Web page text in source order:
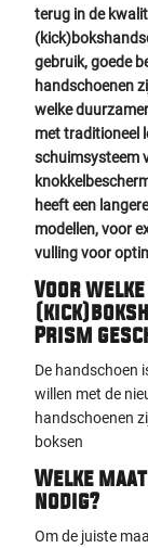
terug in de
gebruik, goede
handschoenen
welke
met traditioneel
schuimsysteem
heeft een
modellen, voor
vulling voor
Voor
Prism
De handschoen
willen met de
handschoenen
boksen
Welke
nodig?
Om de juiste